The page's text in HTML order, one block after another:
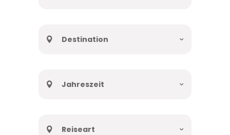
Destination
Jahreszeit
Reiseart